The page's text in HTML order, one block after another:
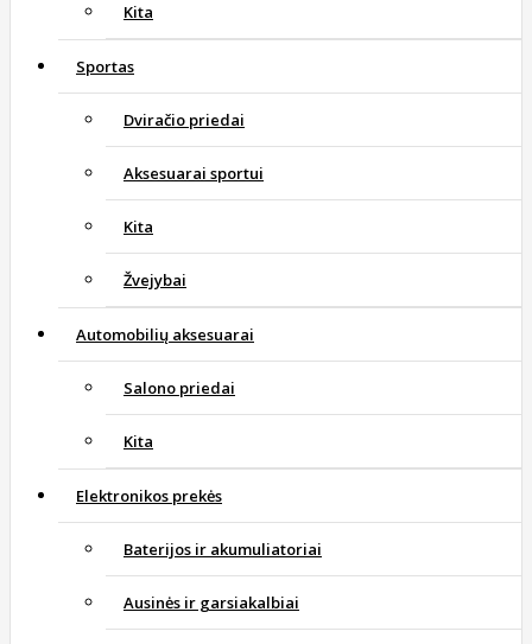
Kita
Sportas
Dviračio priedai
Aksesuarai sportui
Kita
Žvejybai
Automobilių aksesuarai
Salono priedai
Kita
Elektronikos prekės
Baterijos ir akumuliatoriai
Ausinės ir garsiakalbiai